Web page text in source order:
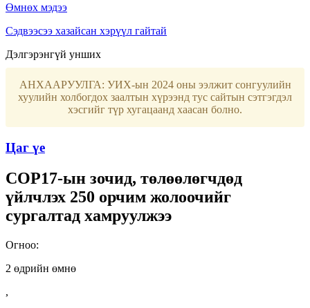
Өмнөх мэдээ
Сэдвээсээ хазайсан хэрүүл гайтай
Дэлгэрэнгүй унших
АНХААРУУЛГА: УИХ-ын 2024 оны ээлжит сонгуулийн
хуулийн холбогдох заалтын хүрээнд тус сайтын сэтгэгдэл
хэсгийг түр хугацаанд хаасан болно.
Цаг үе
COP17-ын зочид, төлөөлөгчдөд
үйлчлэх 250 орчим жолоочийг
сургалтад хамруулжээ
Огноо:
2 өдрийн өмнө
,